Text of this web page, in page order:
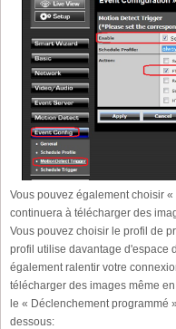
Vous pouvez également choisir
continuera à télécharger des
Vous pouvez choisir le profil de
profil utilise davantage d'espace
également ralentir votre
télécharger des images même
le « Déclenchement programmé
dessous: